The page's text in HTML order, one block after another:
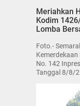
Meriahkan
Kodim
Lomba
Foto.-
Kemerdekaan
No. 142
Tanggal 8/8/